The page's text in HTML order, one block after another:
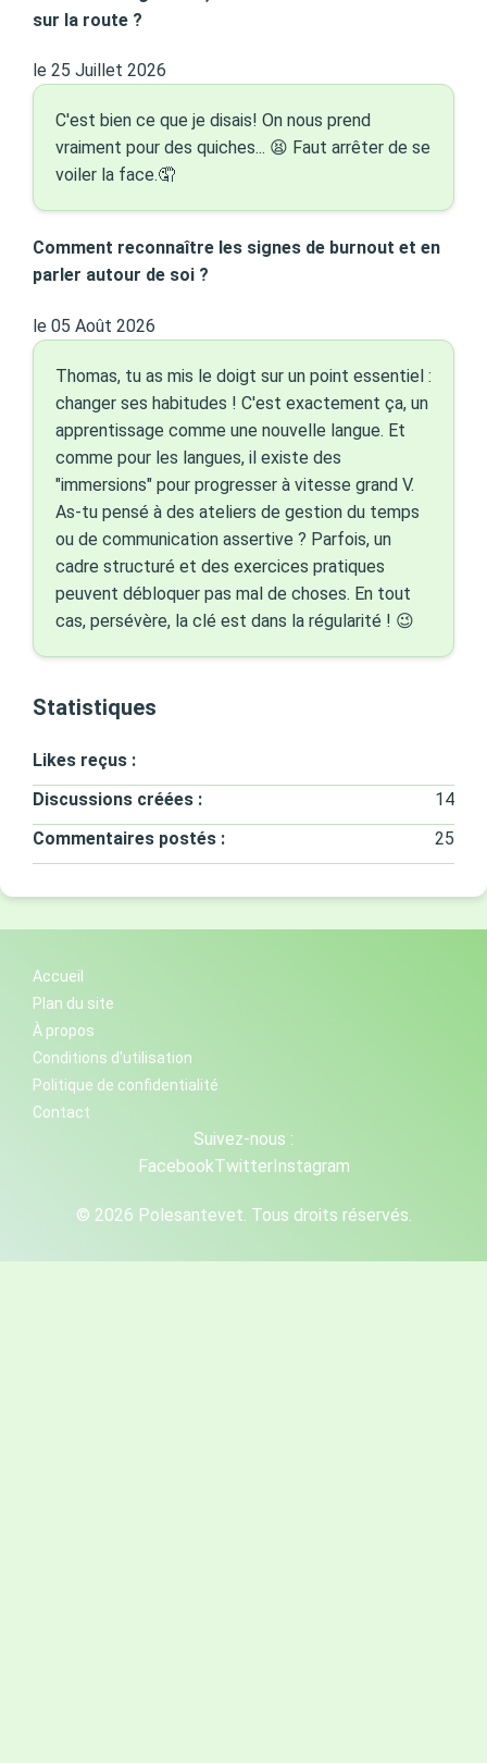
sur la route ?
le 25 Juillet 2026
C'est bien ce que je disais! On nous prend
vraiment pour des quiches... 😫 Faut arrêter de se
voiler la face.🤦
Comment reconnaître les signes de burnout et en
parler autour de soi ?
le 05 Août 2026
Thomas, tu as mis le doigt sur un point essentiel :
changer ses habitudes ! C'est exactement ça, un
apprentissage comme une nouvelle langue. Et
comme pour les langues, il existe des
"immersions" pour progresser à vitesse grand V.
As-tu pensé à des ateliers de gestion du temps
ou de communication assertive ? Parfois, un
cadre structuré et des exercices pratiques
peuvent débloquer pas mal de choses. En tout
cas, persévère, la clé est dans la régularité ! 😉
Statistiques
Likes reçus :
Discussions créées :
14
Commentaires postés :
25
Accueil
Plan du site
À propos
Conditions d'utilisation
Politique de confidentialité
Contact
Suivez-nous :
FacebookTwitterInstagram
© 2026 Polesantevet. Tous droits réservés.